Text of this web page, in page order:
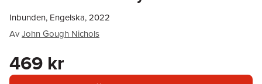
Inbunden, Engelska, 2022
AvJohn Gough Nichols
469 kr